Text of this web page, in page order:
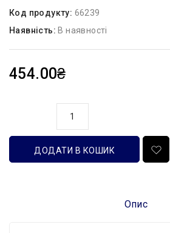
Код продукту: 66239
Наявність: В наявності
454.00₴
ДОДАТИ В КОШИК
Опис